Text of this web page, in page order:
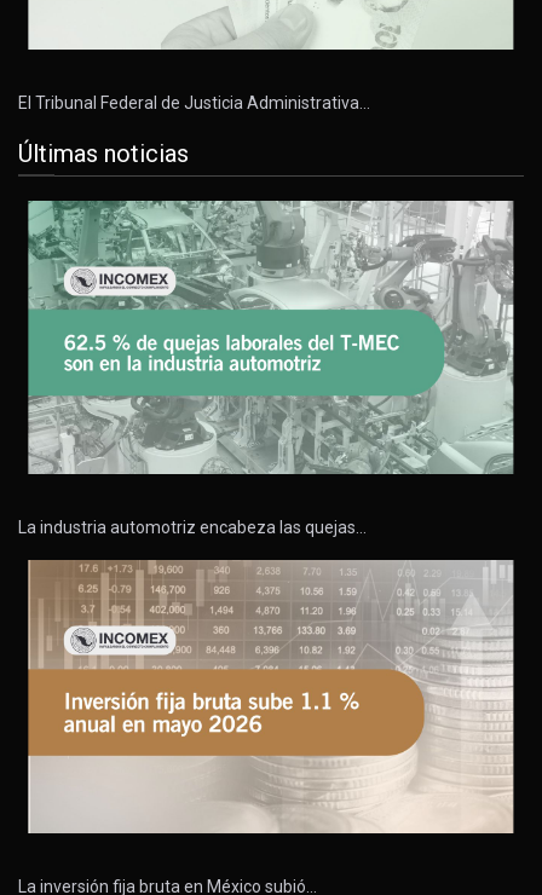
El Tribunal Federal de Justicia Administrativa…
Últimas noticias
La industria automotriz encabeza las quejas…
La inversión fija bruta en México subió…